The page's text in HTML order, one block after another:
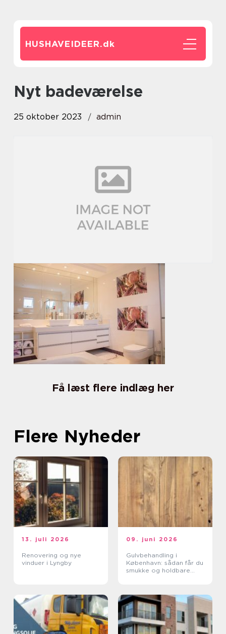
HUSHAVEIDEER.dk
nyt badeværelse
25 oktober 2023 admin
Få læst flere indlæg her
Flere Nyheder
13. juli 2026
Renovering og nye
vinduer i Lyngby
09. juni 2026
Gulvbehandling i
København: sådan får du
smukke og holdbare